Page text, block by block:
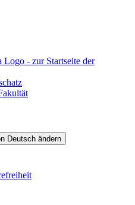
- zur Startseite der
Deutsch ändern